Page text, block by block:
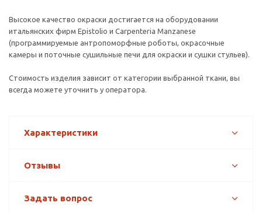
Высокое качество окраски достигается на оборудовании
итальянских фирм Epistolio и Carpenteria Manzanese
(программируемые антропоморфные роботы, окрасочные
камеры и поточные сушильные печи для окраски и сушки стульев).
Стоимость изделия зависит от категории выбранной ткани, вы
всегда можете уточнить у оператора.
Характеристики
Отзывы
Задать вопрос